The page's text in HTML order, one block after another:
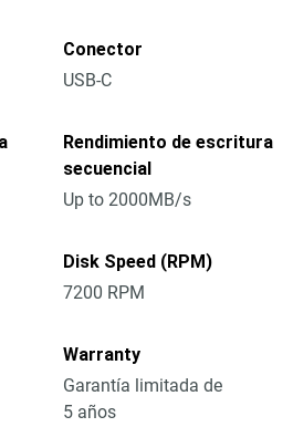
Conector
USB-C
Rendimiento de escritura
secuencial
Up to 2000MB/s
Disk Speed (RPM)
7200 RPM
Warranty
Garantía limitada de
5 años